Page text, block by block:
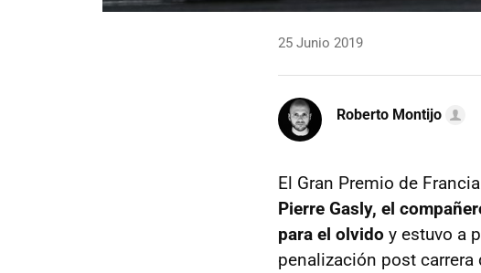
25 Junio 2019
Roberto Montijo
El Gran Premio de
Pierre Gasly, el
para el olvido y estuvo a
penalización post carrera